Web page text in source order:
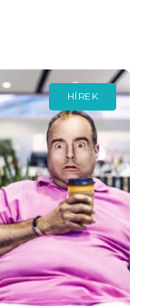
HÍREK